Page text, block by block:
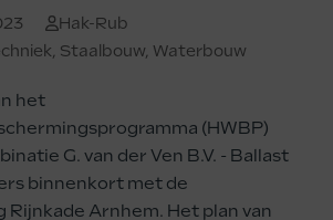
Hak-Rub
Staalbouw, Waterbouw
het
(HWBP)
G. van der Ven B.V. - Ballast
binnenkort met de
Arnhem. Het plan van